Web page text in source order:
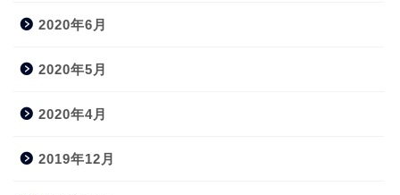
2020年6月
2020年5月
2020年4月
2019年12月